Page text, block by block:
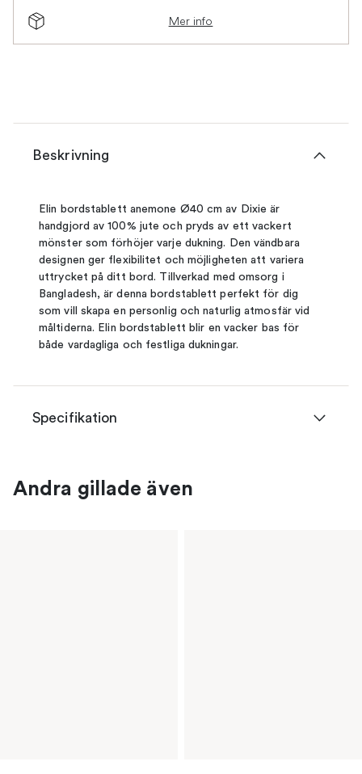
Mer info
Beskrivning
Elin bordstablett anemone Ø40 cm av Dixie är
handgjord av 100% jute och pryds av ett vackert
mönster som förhöjer varje dukning. Den vändbara
designen ger flexibilitet och möjligheten att variera
uttrycket på ditt bord. Tillverkad med omsorg i
Bangladesh, är denna bordstablett perfekt för dig
som vill skapa en personlig och naturlig atmosfär vid
måltiderna. Elin bordstablett blir en vacker bas för
både vardagliga och festliga dukningar.
Specifikation
Andra gillade även